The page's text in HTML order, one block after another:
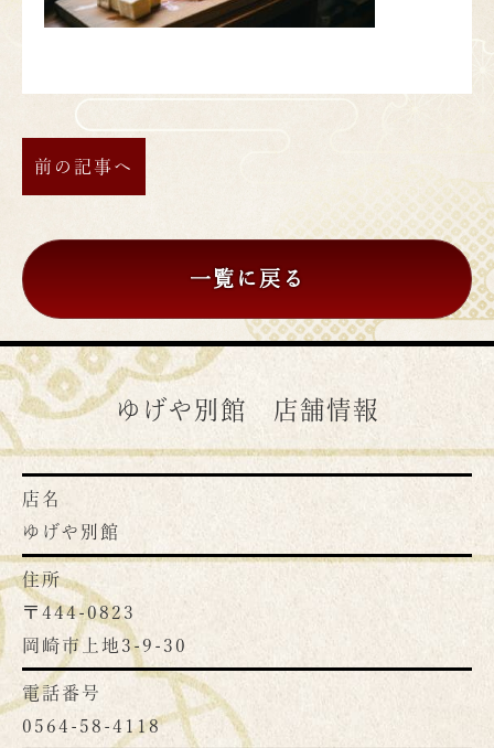
前の記事へ
一覧に戻る
ゆげや別館 店舗情報
店名
ゆげや別館
住所
〒444-0823
岡崎市上地3-9-30
電話番号
0564-58-4118